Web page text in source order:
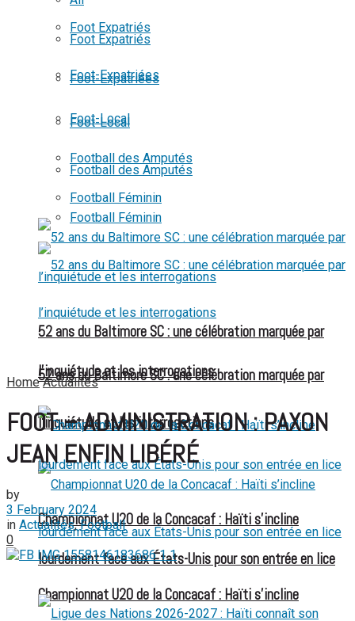
Foot Expatriés
Foot-Expatriées
Foot-Local
Football des Amputés
Football Féminin
52 ans du Baltimore SC : une célébration marquée par
l’inquiétude et les interrogations
Championnat U20 de la Concacaf : Haïti s’incline
Foot Expatriés
Foot-Expatriées
Foot-Local
Football des Amputés
Football Féminin
52 ans du Baltimore SC : une célébration marquée par
l’inquiétude et les interrogations
Championnat U20 de la Concacaf : Haïti s’incline
lourdement face aux États-Unis pour son entrée en lice
Home Actualités
FOOT – ADMINISTRATION : PAXON
JEAN ENFIN LIBÉRÉ
by
3 February 2024
in Actualités,Football
0